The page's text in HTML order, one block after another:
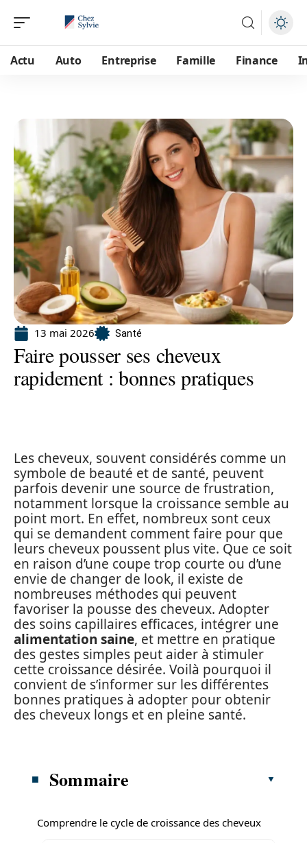
Actu Auto Entreprise Famille Finance
13 mai 2026 Santé
Faire pousser ses cheveux
rapidement : bonnes pratiques
Les cheveux, souvent considérés comme un
symbole de beauté et de santé, peuvent
parfois devenir une source de frustration,
notamment lorsque la croissance semble au
point mort. En effet, nombreux sont ceux
qui se demandent comment faire pour que
leurs cheveux poussent plus vite. Que ce soit
en raison d’une coupe trop courte ou d’une
envie de changer de look, il existe de
nombreuses méthodes qui peuvent
favoriser la pousse des cheveux. Adopter
des soins capillaires efficaces, intégrer une
alimentation saine, et mettre en pratique
des gestes simples peut aider à stimuler
cette croissance désirée. Voilà pourquoi il
convient de s’informer sur les différentes
bonnes pratiques à adopter pour obtenir
des cheveux longs et en pleine santé.
Sommaire
Comprendre le cycle de croissance des cheveux